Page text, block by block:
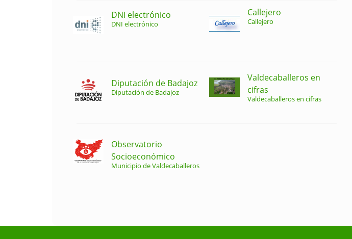
DNI electrónico
DNI electrónico
Callejero
Callejero
Diputación de Badajoz
Diputación de Badajoz
Valdecaballeros en
cifras
Valdecaballeros en cifras
Observatorio
Socioeconómico
Municipio de Valdecaballeros